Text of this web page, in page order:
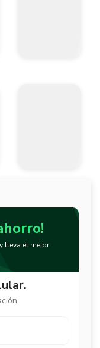
lleva el mejor